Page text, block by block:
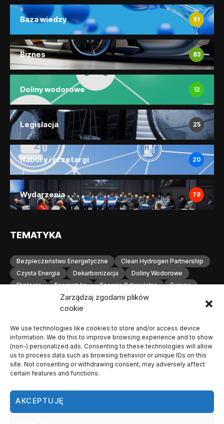
Zarządzaj zgodami plików
cookie
We use technologies like cookies to store and/or access device
information. We do this to improve browsing experience and to show
(non-) personalized ads. Consenting to these technologies will allow
us to process data such as browsing behavior or unique IDs on this
site. Not consenting or withdrawing consent, may adversely affect
certain features and functions.
AKCEPTUJĘ
Baza wiedzy 51
Biznes 83
Doliny wodorowe 12
Legislacja 25
Nabory i przetargi 20
Wydarzenia 78
TEMATYKA
Bezpieczeństwo Energetyczne
Clean Hydrogen Partnership
Czysta Energia
Dekarbonizacja
Doliny Wodorowe
Ekologia
Energetyka Energia Odnawialna
Europa
Gospodarka Wodorowa
H2
Hydrogen Europe
Infrastruktura Wodorowa
Magazynowanie Energii
Magazynowanie Wodoru
Małopolska
Neutralność Klimatyczna
Odnawialne Źródła Energii
Ogniwa Paliwowe
Orlen
OZE
Polska Produkcja Wodoru
Przemysł
Transformacja Energetyczna